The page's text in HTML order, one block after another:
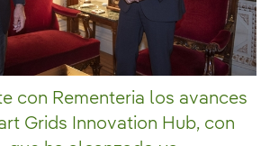
con Rementeria los avances
Grids Innovation Hub, con